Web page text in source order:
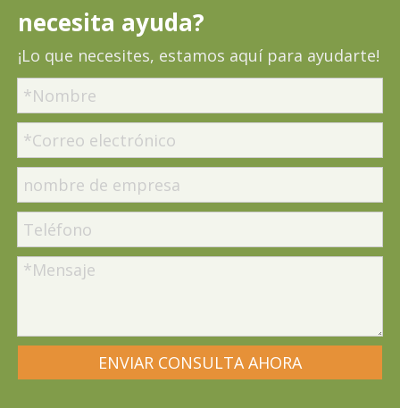
necesita ayuda?
¡Lo que necesites, estamos aquí para ayudarte!
ENVIAR CONSULTA AHORA